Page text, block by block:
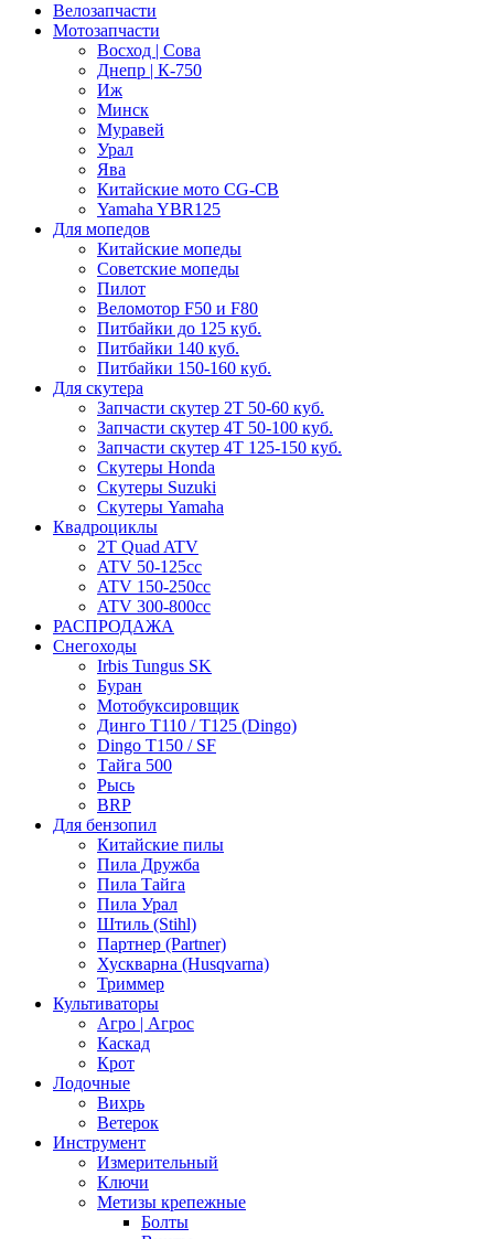
Велозапчасти
Мотозапчасти
Восход | Сова
Днепр | К-750
Иж
Минск
Муравей
Урал
Ява
Китайские мото CG-CB
Yamaha YBR125
Для мопедов
Китайские мопеды
Советские мопеды
Пилот
Веломотор F50 и F80
Питбайки до 125 куб.
Питбайки 140 куб.
Питбайки 150-160 куб.
Для скутера
Запчасти скутер 2Т 50-60 куб.
Запчасти скутер 4Т 50-100 куб.
Запчасти скутер 4Т 125-150 куб.
Скутеры Honda
Скутеры Suzuki
Скутеры Yamaha
Квадроциклы
2T Quad ATV
ATV 50-125cc
ATV 150-250cc
ATV 300-800cc
РАСПРОДАЖА
Снегоходы
Irbis Tungus SK
Буран
Мотобуксировщик
Динго T110 / T125 (Dingo)
Dingo T150 / SF
Тайга 500
Рысь
BRP
Для бензопил
Китайские пилы
Пила Дружба
Пила Тайга
Пила Урал
Штиль (Stihl)
Партнер (Partner)
Хускварна (Husqvarna)
Триммер
Культиваторы
Агро | Агрос
Каскад
Крот
Лодочные
Вихрь
Ветерок
Инструмент
Измерительный
Ключи
Метизы крепежные
Болты